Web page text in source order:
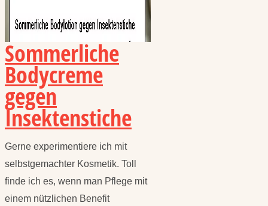
Sommerliche
Bodycreme
gegen
Insektenstiche
Gerne experimentiere ich mit
selbstgemachter Kosmetik. Toll
finde ich es, wenn man Pflege mit
einem nützlichen Benefit